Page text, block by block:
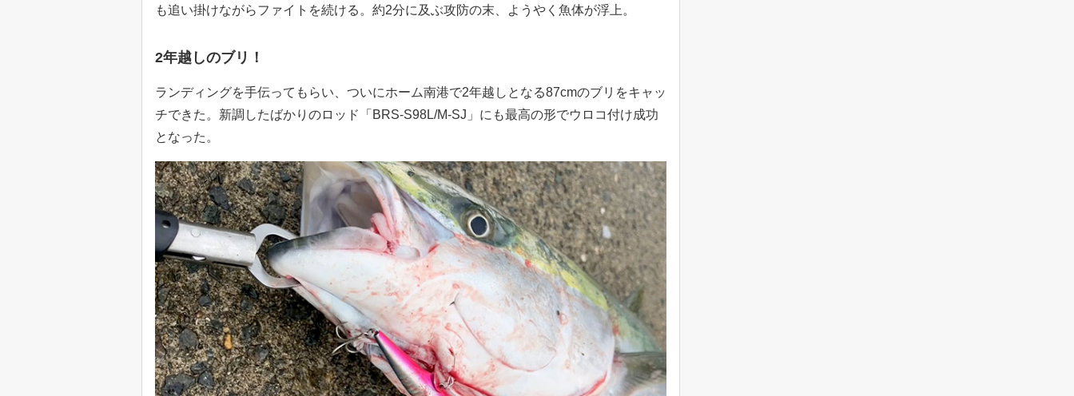
も追い掛けながらファイトを続ける。約2分に及ぶ攻防の末、ようやく魚体が浮上。
2年越しのブリ！
ランディングを手伝ってもらい、ついにホーム南港で2年越しとなる87cmのブリをキャッ
チできた。新調したばかりのロッド「BRS-S98L/M-SJ」にも最高の形でウロコ付け成功
となった。